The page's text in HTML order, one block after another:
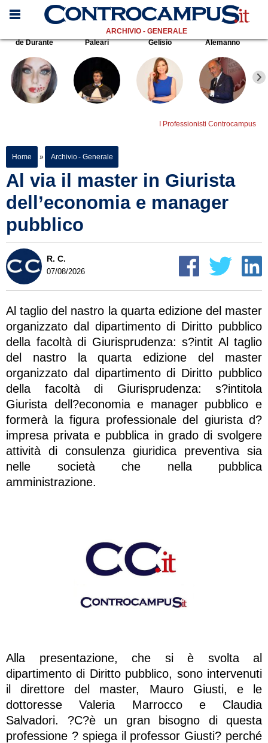
ARCHIVIO - GENERALE
de Durante
Paleari Gelisio Alemanno
I Professionisti Controcampus
Home » Archivio - Generale
Al via il master in Giurista
dell’economia e manager
pubblico
R. C.
07/08/2026
Al taglio del nastro la quarta edizione del master
organizzato dal dipartimento di Diritto pubblico
della facoltà di Giurisprudenza: s?intit Al taglio
del nastro la quarta edizione del master
organizzato dal dipartimento di Diritto pubblico
della facoltà di Giurisprudenza: s?intitola
Giurista dell?economia e manager pubblico e
formerà la figura professionale del giurista d?
impresa privata e pubblica in grado di svolgere
attività di consulenza giuridica preventiva sia
nelle società che nella pubblica
amministrazione.
Alla presentazione, che si è svolta al
dipartimento di Diritto pubblico, sono intervenuti
il direttore del master, Mauro Giusti, e le
dottoresse Valeria Marrocco e Claudia
Salvadori. ?C?è un gran bisogno di questa
professione ? spiega il professor Giusti? perché